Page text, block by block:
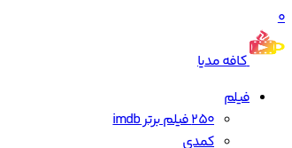
0
کافه مدیا
فیلم
250 فیلم برتر imdb
کمدی